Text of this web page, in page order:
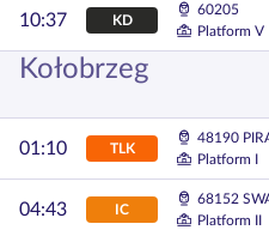
10:37 KD
60205
Platform V
Kołobrzeg
01:10 TLK
48190
Platform I
04:43 IC
68152
Platform II